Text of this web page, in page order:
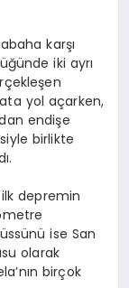
karşı
iki ayrı
yol açarken,
endişe
birlikte
ilk depremin
ise San
olarak
birçok